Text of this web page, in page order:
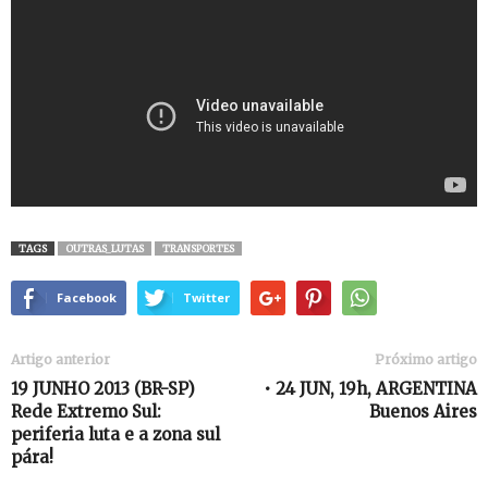
TAGS OUTRAS_LUTAS TRANSPORTES
Facebook Twitter
Artigo anterior
19 JUNHO 2013 (BR-SP)
Rede Extremo Sul:
periferia luta e a zona sul
pára!
Próximo artigo
• 24 JUN, 19h, ARGENTINA
Buenos Aires